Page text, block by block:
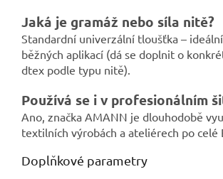
Jaká je gramáž nebo síla nitě?
Standardní univerzální tloušťka –
běžných aplikací (dá se doplnit o
dtex podle typu nitě).
Používá se i v profesionálním
Ano, značka AMANN je dlouhodobě
textilních výrobách a ateliérech po celé
Doplňkové parametry